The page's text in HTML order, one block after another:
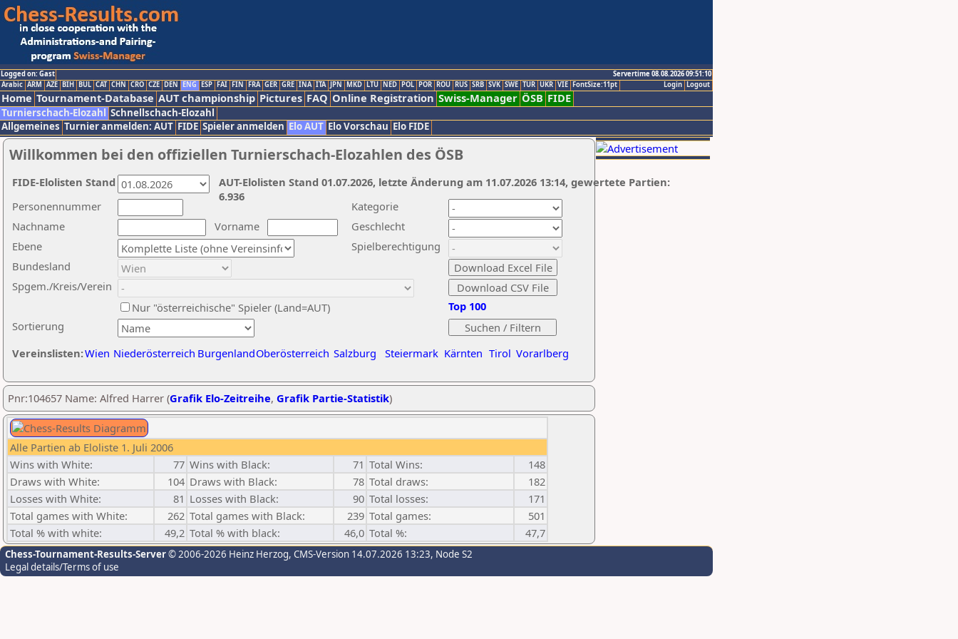
Logged on: Gast
Servertime 08.08.2026 09:51:10
Logout
Login
Arabic ARM AZE BIH BUL CAT CHN CRO CZE DEN ENG ESP FAI FIN FRA GER GRE INA ITA JPN MKD LTU NED POL POR ROU RUS SRB SVK SWE TUR UKR VIE FontSize:11pt
Home Tournament-Database AUT championship Pictures FAQ Online Registration Swiss-Manager ÖSB FIDE
Turnierschach-Elozahl Schnellschach-Elozahl
Allgemeines Turnier anmelden: AUT FIDE Spieler anmelden Elo AUT Elo Vorschau Elo FIDE
Willkommen bei den offiziellen Turnierschach-Elozahlen des ÖSB
Nachname
Vorname
Ebene
Kategorie
Sortierung
Personennummer
Bundesland
Spgem./Kreis/Verein
Geschlecht
Nur "österreichische" Spieler (Land=AUT)
Spielberechtigung
Vereinslisten:Wien Niederösterreich BurgenlandOberösterreich Salzburg Steiermark Kärnten Tirol Vorarlberg
Top 100
AUT-Elolisten Stand 01.07.2026, letzte Änderung am 11.07.2026 13:14, gewertete Partien:
6.936
FIDE-Elolisten Stand
Pnr:104657 Name: Alfred Harrer (Grafik Elo-Zeitreihe, Grafik Partie-Statistik)
Alle Partien ab Eloliste 1. Juli 2006
Wins with White:
77 Wins with Black: 71 Total Wins:
148
Draws with White:
104 Draws with Black: 78 Total draws:
182
Losses with White:
81 Losses with Black: 90 Total losses:
171
Total games with White:
262 Total games with Black: 239 Total games:
501
Total % with white:
49,2 Total % with black: 46,0 Total %: 47,7
Chess-Tournament-Results-Server© 2006-2026 Heinz Herzog, CMS-Version 14.07.2026 13:23, Node S2
Legal details/Terms of use